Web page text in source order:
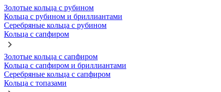
Золотые кольца с рубином
Кольца с рубином и бриллиантами
Серебряные кольца с рубином
Кольца с сапфиром
Золотые кольца с сапфиром
Кольца с сапфиром и бриллиантами
Серебряные кольца с сапфиром
Кольца с топазами